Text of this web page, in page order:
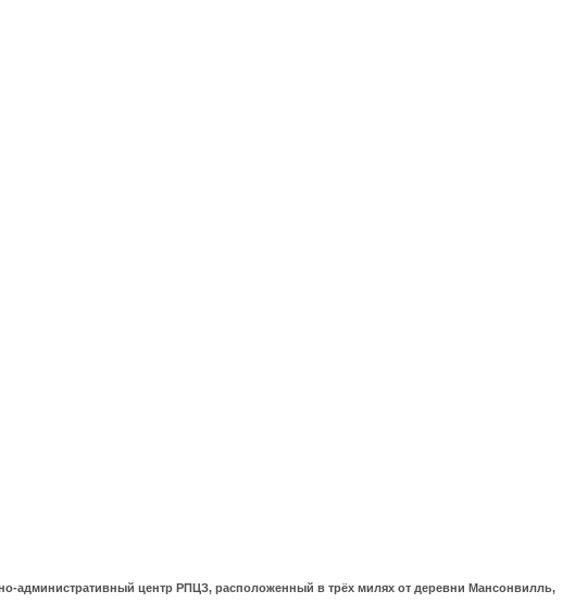
административный центр РПЦЗ, расположенный в трёх милях от деревни Мансонвилль,